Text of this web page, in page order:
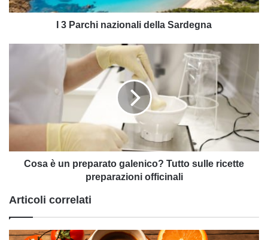
I 3 Parchi nazionali della Sardegna
galenico?
sulle
preparazioni
officinaliCosa è un preparato galenico? Tutto sulle ricette
preparazioni officinali
Articoli correlati